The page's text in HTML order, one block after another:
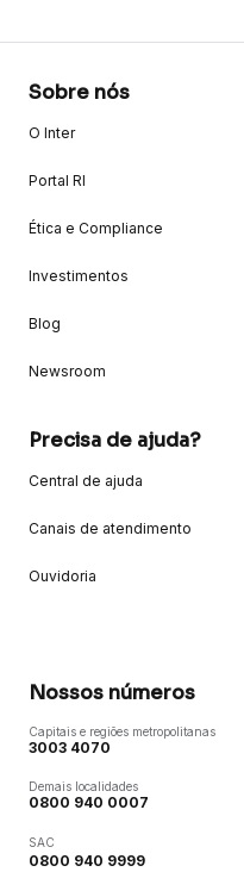
Sobre nós
O Inter
Portal RI
Ética e Compliance
Investimentos
Blog
Newsroom
Precisa de ajuda?
Central de ajuda
Canais de atendimento
Ouvidoria
Nossos números
Capitais e regiões metropolitanas
3003 4070
Demais localidades
0800 940 0007
SAC
0800 940 9999